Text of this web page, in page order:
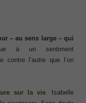
– au sens large –qui
à un sentiment
contre l’autre que l’on
sur la vie. Isabelle